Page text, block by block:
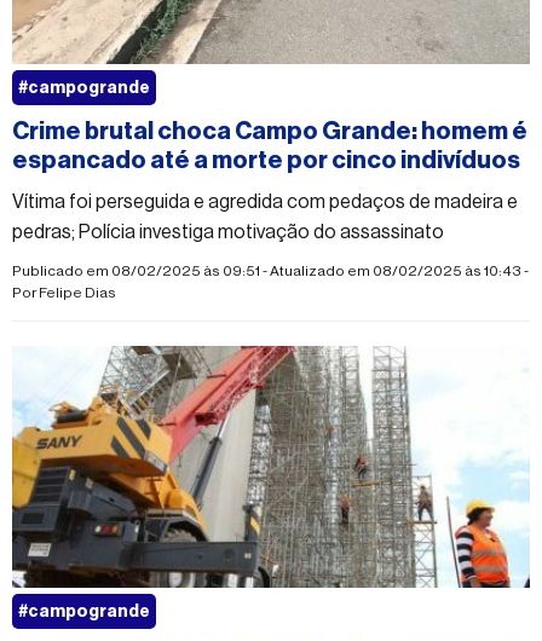
Crime brutal choca Campo Grande: homem é
espancado até a morte por cinco indivíduos
Vítima foi perseguida e agredida com pedaços de madeira e
pedras; Polícia investiga motivação do assassinato
Publicado em 08/02/2025 às 09:51 - Atualizado em 08/02/2025 às 10:43 -
PorFelipe Dias
#campogrande
#campogrande